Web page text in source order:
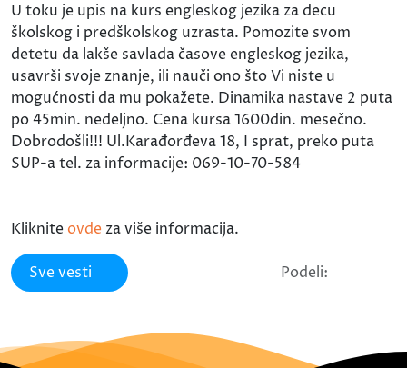
U toku je upis na kurs engleskog jezika za decu
školskog i predškolskog uzrasta. Pomozite svom
detetu da lakše savlada časove engleskog jezika,
usavrši svoje znanje, ili nauči ono što Vi niste u
mogućnosti da mu pokažete. Dinamika nastave 2 puta
po 45min. nedeljno. Cena kursa 1600din. mesečno.
Dobrodošli!!! Ul.Karađorđeva 18, I sprat, preko puta
SUP-a tel. za informacije: 069-10-70-584
Kliknite ovde za više informacija.
Sve vesti Podeli: